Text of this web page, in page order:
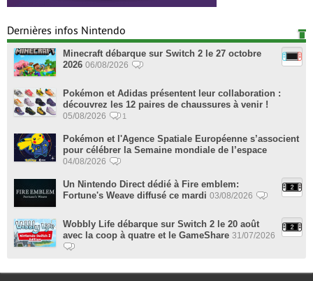
Dernières infos Nintendo
Minecraft débarque sur Switch 2 le 27 octobre
2026 06/08/2026
Pokémon et Adidas présentent leur collaboration :
découvrez les 12 paires de chaussures à venir !
05/08/2026 1
Pokémon et l'Agence Spatiale Européenne s’associent
pour célébrer la Semaine mondiale de l’espace
04/08/2026
Un Nintendo Direct dédié à Fire emblem:
Fortune's Weave diffusé ce mardi 03/08/2026
Wobbly Life débarque sur Switch 2 le 20 août
avec la coop à quatre et le GameShare 31/07/2026